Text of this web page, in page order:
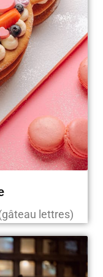
lettres)